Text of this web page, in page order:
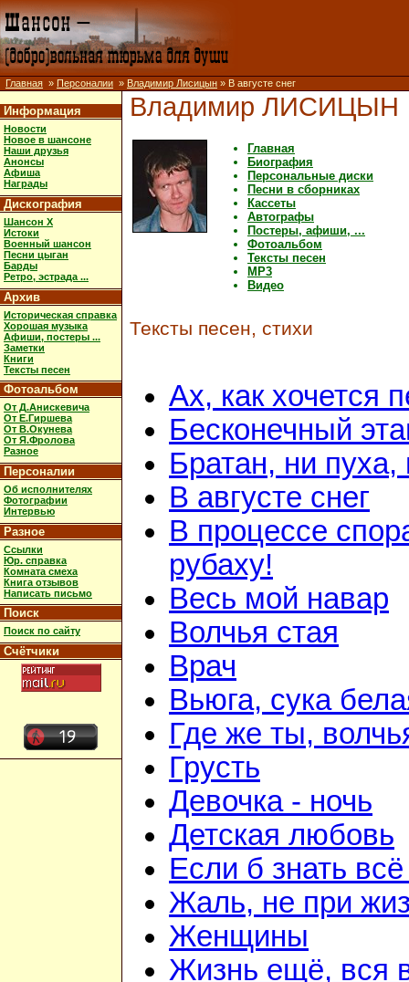
Главная » Персоналии » Владимир Лисицын » В августе снег
Информация
Новости
Новое в шансоне
Наши друзья
Анонсы
Афиша
Награды
Дискография
Шансон X
Истоки
Военный шансон
Песни цыган
Барды
Ретро, эстрада ...
Архив
Историческая справка
Хорошая музыка
Афиши, постеры ...
Заметки
Книги
Тексты песен
Фотоальбом
От Д.Анискевича
От Е.Гиршева
От В.Окунева
От Я.Фролова
Разное
Персоналии
Об исполнителях
Фотографии
Интервью
Разное
Ссылки
Юр. справка
Комната смеха
Книга отзывов
Написать письмо
Поиск
Поиск по сайту
Счётчики
Владимир ЛИСИЦЫН
Главная
Биография
Персональные диски
Песни в сборниках
Кассеты
Автографы
Постеры, афиши, ...
Фотоальбом
Тексты песен
MP3
Видео
Тексты песен, стихи
Ах, как хочется
Бесконечный
Братан, ни пуха,
В августе снег
В процессе
рубаху!
Весь мой навар
Волчья стая
Врач
Вьюга, сука
Где же ты,
Грусть
Девочка - ночь
Детская любовь
Если б знать
Жаль, не при
Женщины
Жизнь ещё, вся